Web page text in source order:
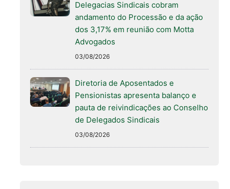
Delegacias Sindicais cobram
andamento do Processão e da ação
dos 3,17% em reunião com Motta
Advogados
03/08/2026
Diretoria de Aposentados e
Pensionistas apresenta balanço e
pauta de reivindicações ao Conselho
de Delegados Sindicais
03/08/2026